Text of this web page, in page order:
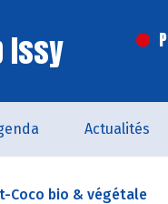
Issy
Actualités
Coco bio & végétale